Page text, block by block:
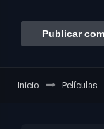
Inicio Películas